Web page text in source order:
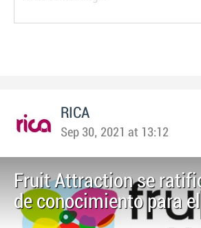
RICA
Sep 30, 2021 at 13:12
Fruit Attraction se
de conocimiento para